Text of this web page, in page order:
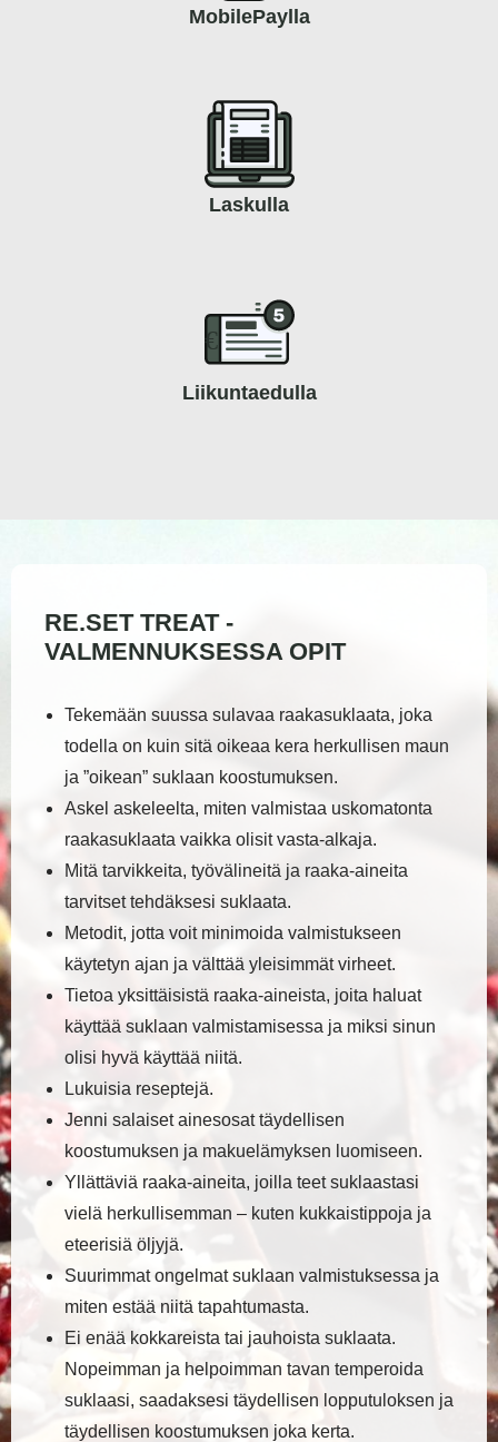
MobilePaylla
Laskulla
€
Liikuntaedulla
RE.SET TREAT -
VALMENNUKSESSA OPIT
Tekemään suussa sulavaa raakasuklaata, joka
todella on kuin sitä oikeaa kera herkullisen maun
ja ”oikean” suklaan koostumuksen.
Askel askeleelta, miten valmistaa uskomatonta
raakasuklaata vaikka olisit vasta-alkaja.
Mitä tarvikkeita, työvälineitä ja raaka-aineita
tarvitset tehdäksesi suklaata.
Metodit, jotta voit minimoida valmistukseen
käytetyn ajan ja välttää yleisimmät virheet.
Tietoa yksittäisistä raaka-aineista, joita haluat
käyttää suklaan valmistamisessa ja miksi sinun
olisi hyvä käyttää niitä.
Lukuisia reseptejä.
Jenni salaiset ainesosat täydellisen
koostumuksen ja makuelämyksen luomiseen.
Yllättäviä raaka-aineita, joilla teet suklaastasi
vielä herkullisemman – kuten kukkaistippoja ja
eteerisiä öljyjä.
Suurimmat ongelmat suklaan valmistuksessa ja
miten estää niitä tapahtumasta.
Ei enää kokkareista tai jauhoista suklaata.
Nopeimman ja helpoimman tavan temperoida
suklaasi, saadaksesi täydellisen lopputuloksen ja
täydellisen koostumuksen joka kerta.